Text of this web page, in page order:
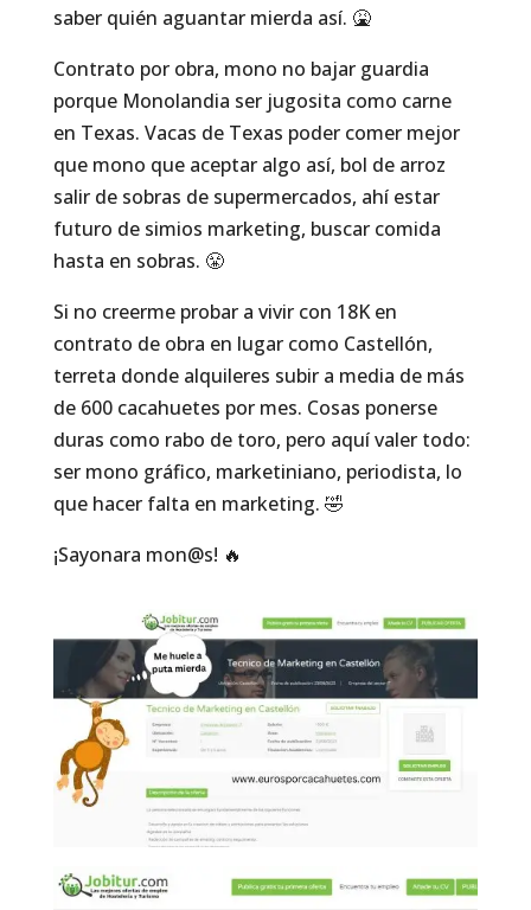
saber quién aguantar mierda así. 🤮
Contrato por obra, mono no bajar guardia
porque Monolandia ser jugosita como carne
en Texas. Vacas de Texas poder comer mejor
que mono que aceptar algo así, bol de arroz
salir de sobras de supermercados, ahí estar
futuro de simios marketing, buscar comida
hasta en sobras. 😤
Si no creerme probar a vivir con 18K en
contrato de obra en lugar como Castellón,
terreta donde alquileres subir a media de más
de 600 cacahuetes por mes. Cosas ponerse
duras como rabo de toro, pero aquí valer todo:
ser mono gráfico, marketiniano, periodista, lo
que hacer falta en marketing. 🤣
¡Sayonara mon@s! 🔥